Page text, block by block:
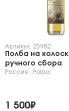
Артикул: 23982
Полба на
ручного сбора
Россия Polba
1 500₽